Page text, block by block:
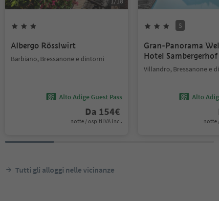
Albergo Rösslwirt
Barbiano, Bressanone e dintorni
Alto Adige Guest Pass
Da 154€
notte / ospiti IVA incl.
S
Gran-Panorama
Hotel Sambergerhof
Villandro, Bressanone e
Alto
notte
Tutti gli alloggi nelle vicinanze